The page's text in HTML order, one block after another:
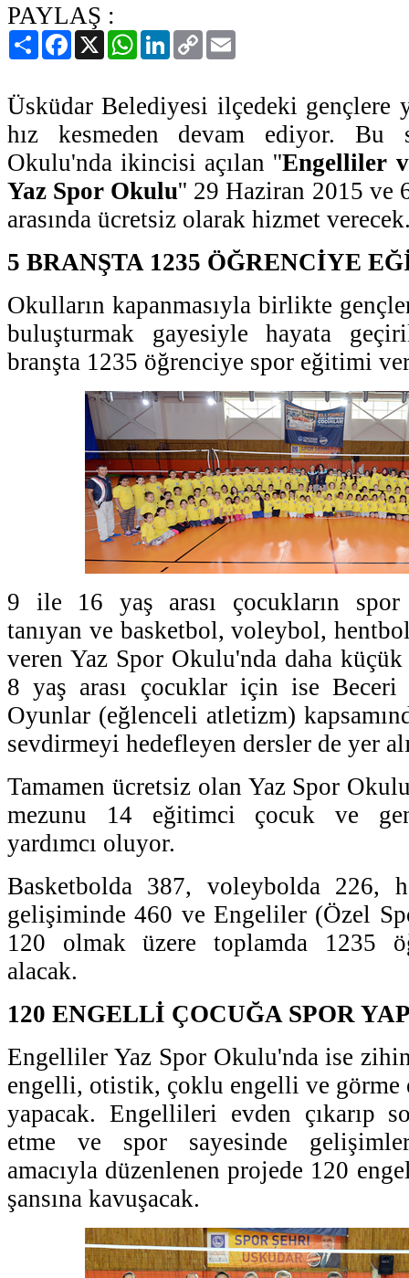
PAYLAŞ :
PaylaşFacebook
X WhatsAppLinkedIn
Copy
Link
Üsküdar Belediyesi ilçedeki gençlere
hız kesmeden devam ediyor. Bu
Okulu'nda ikincisi açılan ''Engelliler
Yaz Spor Okulu'' 29 Haziran 2015 ve
arasında ücretsiz olarak hizmet
5 BRANŞTA 1235 ÖĞRENCİYE
Okulların kapanmasıyla birlikte
buluşturmak gayesiyle hayata
branşta 1235 öğrenciye spor eğitimi
9 ile 16 yaş arası çocukların spor
tanıyan ve basketbol, voleybol,
veren Yaz Spor Okulu'nda daha
8 yaş arası çocuklar için ise
Oyunlar (eğlenceli atletizm)
sevdirmeyi hedefleyen dersler de yer
Tamamen ücretsiz olan Yaz Spor
mezunu 14 eğitimci çocuk ve
yardımcı oluyor.
Basketbolda 387, voleybolda 226,
gelişiminde 460 ve Engeliler (Özel
120 olmak üzere toplamda 1235
alacak.
120 ENGELLİ ÇOCUĞA SPOR
Engelliler Yaz Spor Okulu'nda ise
engelli, otistik, çoklu engelli ve görme
yapacak. Engellileri evden çıkarıp
etme ve spor sayesinde
amacıyla düzenlenen projede 120
şansına kavuşacak.